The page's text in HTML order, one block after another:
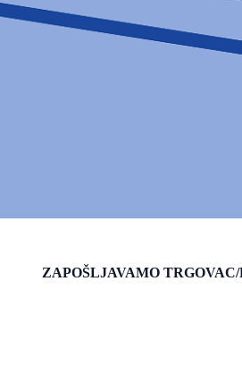
ZAPOŠLJAVAMO TRGOVAC/